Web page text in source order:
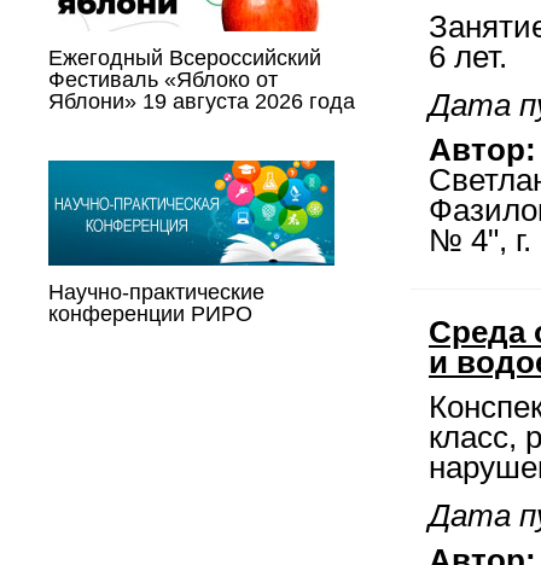
Ежегодный Всероссийский
Фестиваль «Яблоко от
Яблони» 19 августа 2026 года
Научно-практические
конференции РИРО
6 лет.
Дата
Автор:
№ 4", г.
Среда
и
класс,
Дата